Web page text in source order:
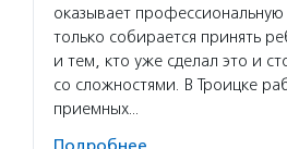
оказывает
только собирается принять
и тем, кто уже сделал это и
со сложностями. В Троицке
приемных…